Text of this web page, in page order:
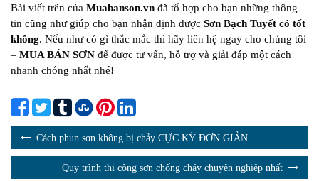
Bài viết trên của Muabanson.vn đã tổ hợp cho bạn những thông
tin cũng như giúp cho bạn nhận định được Sơn Bạch Tuyết có tốt
không. Nếu như có gì thắc mắc thì hãy liên hệ ngay cho chúng tôi
– MUA BÁN SƠN để được tư vấn, hỗ trợ và giải đáp một cách
nhanh chóng nhất nhé!
Cách phun sơn không bị chảy CỰC KỲ ĐƠN GIẢN
Quy trình thi công sơn chống cháy chuyên nghiệp nhất